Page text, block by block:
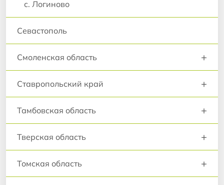
с. Логиново
Севастополь
Смоленская область +
Ставропольский край +
Тамбовская область +
Тверская область +
Томская область +